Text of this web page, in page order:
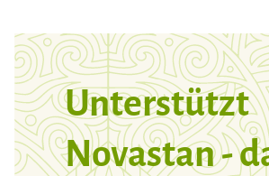
Unterstützt
Novastan -